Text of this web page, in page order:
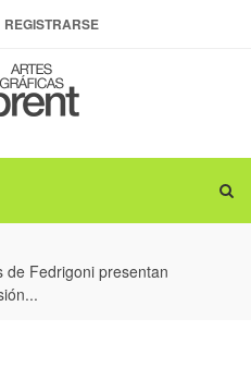
REGISTRARSE
de Fedrigoni presentan